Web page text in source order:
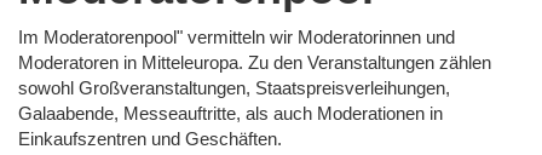
Im Moderatorenpool" vermitteln wir Moderatorinnen und
Moderatoren in Mitteleuropa. Zu den Veranstaltungen zählen
sowohl Großveranstaltungen, Staatspreisverleihungen,
Galaabende, Messeauftritte, als auch Moderationen in
Einkaufszentren und Geschäften.